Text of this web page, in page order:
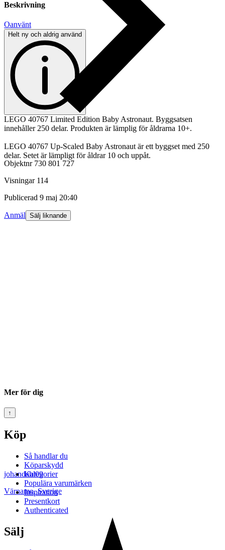
Beskrivning
Oanvänt
Helt ny och aldrig använd
LEGO 40767 Limited Edition Baby Astronaut. Byggsatsen
innehåller 250 delar. Produkten är lämplig för åldrarna 10+.
LEGO 40767 Up-Scaled Baby Astronaut är ett byggset med 250
delar. Setet är lämpligt för åldrar 10 och uppåt.
Objektnr 730 801 727
Visningar 114
Publicerad 9 maj 20:40
Anmäl Sälj liknande
johandahl09
Värnamo,Sverige
Mer för dig
↑
Köp
Så handlar du
Köparskydd
Kategorier
Populära varumärken
Inspiration
Presentkort
Authenticated
Sälj